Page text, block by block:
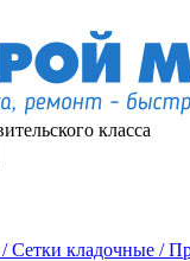
класса
Сетки кладочные /